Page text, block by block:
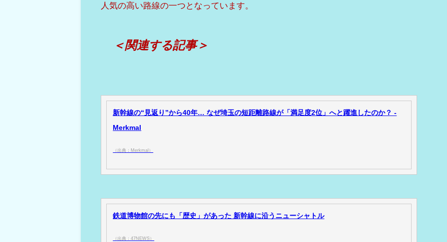
人気の高い路線の一つとなっています。
＜関連する記事＞
新幹線の“見返り”から40年… なぜ埼玉の短距離路線が「満足度2位」へと躍進したのか？ -
Merkmal
（出典：Merkmal）
鉄道博物館の先にも「歴史」があった 新幹線に沿うニューシャトル
（出典：47NEWS）